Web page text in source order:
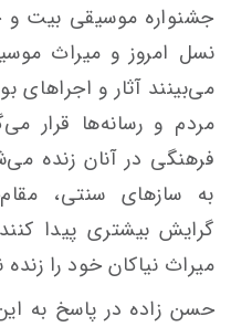
جشنواره موسیقی بیت و
نسل امروز و میراث
می‌بینند آثار و اجراهای
مردم و رسانه‌ها قرار
فرهنگی در آنان زنده
به سازهای سنتی،
گرایش بیشتری پیدا
میراث نیاکان خود را زنده
حسن زاده در پاسخ به